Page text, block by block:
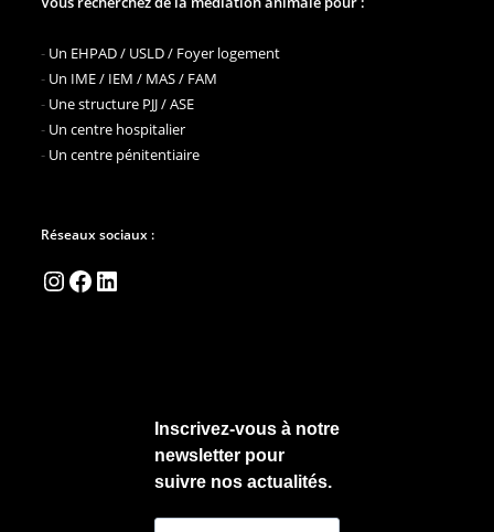
- Un EHPAD / USLD / Foyer logement
- Un IME / IEM / MAS / FAM
- Une structure PJJ / ASE
- Un centre hospitalier
- Un centre pénitentiaire
Réseaux sociaux :
Instagram
Facebook
LinkedIn